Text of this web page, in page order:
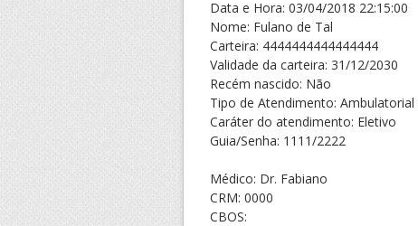
Data e Hora: 03/04/2018 22:15:00
Nome: Fulano de Tal
Carteira: 4444444444444444
Validade da carteira: 31/12/2030
Recém nascido: Não
Tipo de Atendimento: Ambulatorial
Caráter do atendimento: Eletivo
Guia/Senha: 1111/2222
Médico: Dr. Fabiano
CRM: 0000
CBOS: